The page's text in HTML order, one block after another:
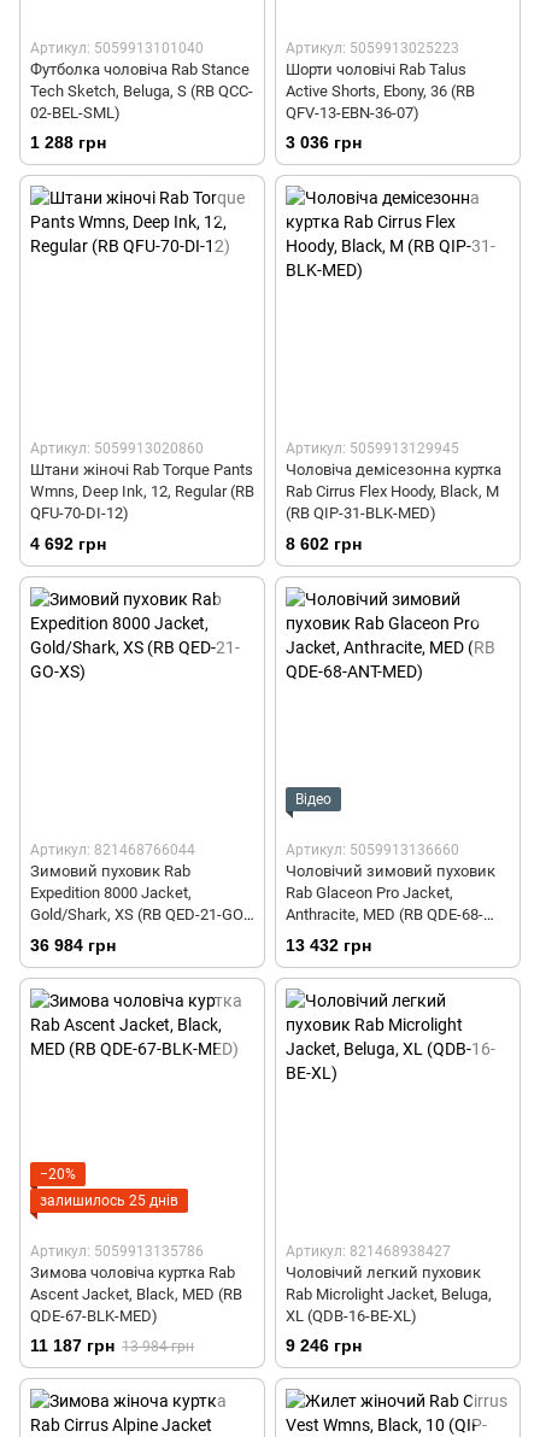
Артикул: 5059913101040
Футболка чоловіча Rab Stance
Tech Sketch, Beluga, S (RB QCC-
02-BEL-SML)
1 288 грн
Артикул: 5059913025223
Шорти чоловічі Rab Talus
Active Shorts, Ebony, 36 (RB
QFV-13-EBN-36-07)
3 036 грн
Артикул: 5059913020860
Штани жіночі Rab Torque Pants
Wmns, Deep Ink, 12, Regular (RB
QFU-70-DI-12)
4 692 грн
Артикул: 5059913129945
Чоловіча демісезонна куртка
Rab Cirrus Flex Hoody, Black, M
(RB QIP-31-BLK-MED)
8 602 грн
Артикул: 821468766044
Зимовий пуховик Rab
Expedition 8000 Jacket,
Gold/Shark, XS (RB QED-21-GO-
XS)
36 984 грн
Відео
Артикул: 5059913136660
Чоловічий зимовий пуховик
Rab Glaceon Pro Jacket,
Anthracite, MED (RB QDE-68-
ANT-MED)
13 432 грн
−20%
залишилось 25 днів
Артикул: 5059913135786
Зимова чоловіча куртка Rab
Ascent Jacket, Black, MED (RB
QDE-67-BLK-MED)
11 187 грн 13 984 грн
Артикул: 821468938427
Чоловічий легкий пуховик
Rab Microlight Jacket, Beluga,
XL (QDB-16-BE-XL)
9 246 грн